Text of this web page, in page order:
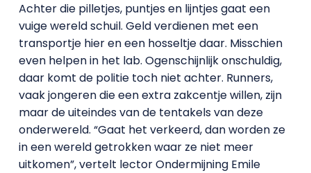
Achter die pilletjes, puntjes en lijntjes gaat een
vuige wereld schuil. Geld verdienen met een
transportje hier en een hosseltje daar. Misschien
even helpen in het lab. Ogenschijnlijk onschuldig,
daar komt de politie toch niet achter. Runners,
vaak jongeren die een extra zakcentje willen, zijn
maar de uiteindes van de tentakels van deze
onderwereld. “Gaat het verkeerd, dan worden ze
in een wereld getrokken waar ze niet meer
uitkomen”, vertelt lector Ondermijning Emile